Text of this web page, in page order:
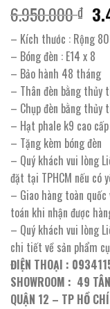
6.950.000₫
là:
– Kích thước : Rộng
– Bóng đèn : E14 x 8
– Bảo hành 48 tháng
– Thân đèn bằng thủy
– Chụp đèn bằng thủy
– Hạt phale k9 cao
– Tặng kèm bóng đèn
– Quý khách vui lòng
đặt tại TPHCM nếu có
– Giao hàng toàn
toán khi nhận được
– Quý khách vui lòng
chi tiết về sản phẩm
ĐIỆN THOẠI :
SHOWROOM : 49
QUẬN 12 – TP HỒ